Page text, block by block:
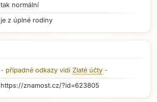
Přejít na hlavní obsah
tak normální
je z úplné rodiny
- případné odkazy vidí Zlaté účty -
https://znamost.cz/?id=623805